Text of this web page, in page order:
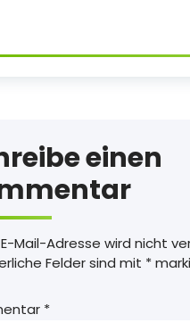
einen
Mail-Adresse wird nicht
Felder sind mit *
*